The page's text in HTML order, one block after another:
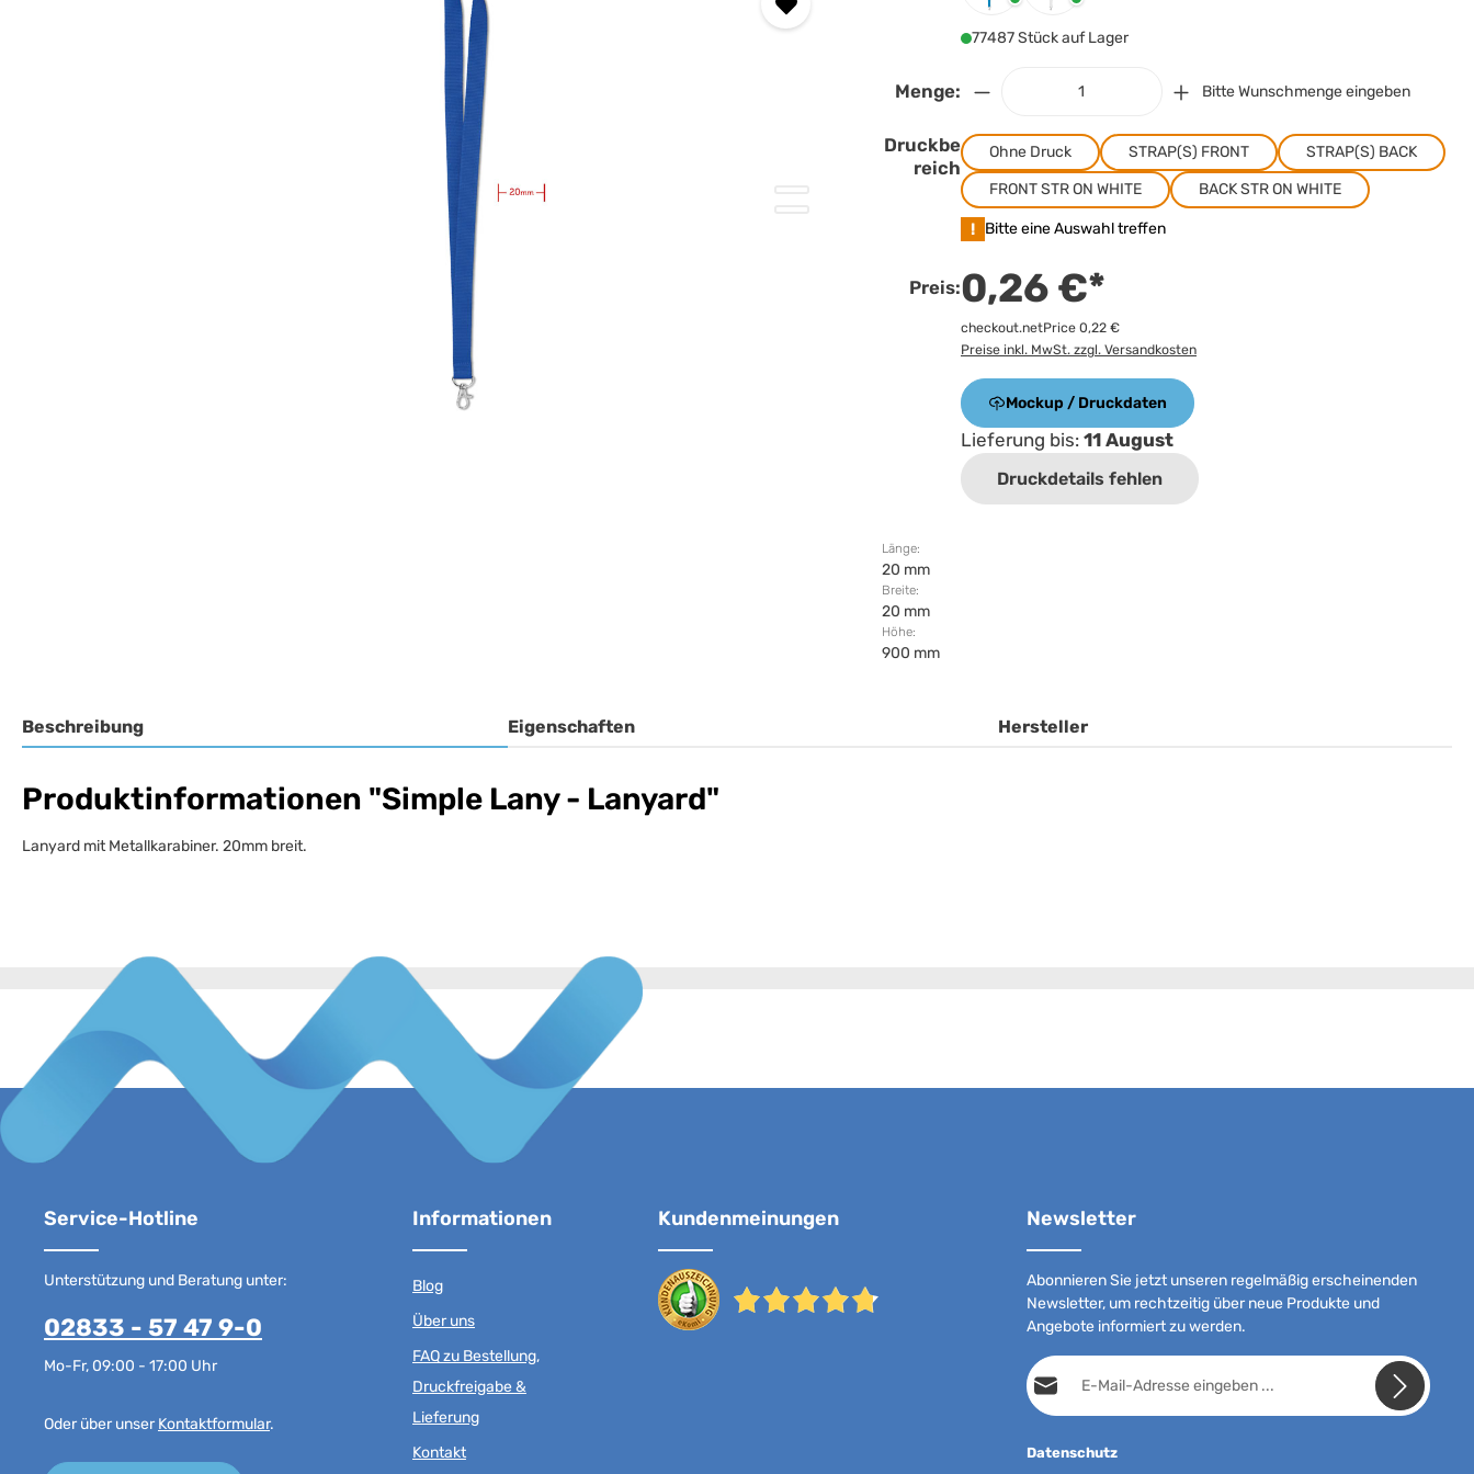
77487 Stück auf Lager
Menge: Bitte Wunschmenge eingeben
Druckbe
reich
Ohne Druck STRAP(S) FRONT
STRAP(S) BACK
FRONT STR ON WHITE
BACK STR ON WHITE
! Bitte eine Auswahl treffen
Preis:0,26 €*
checkout.netPrice 0,22 €
Preise inkl. MwSt. zzgl. Versandkosten
Mockup / Druckdaten
Lieferung bis: 11 August
Druckdetails fehlen
Länge:
20 mm
Breite:
20 mm
Höhe:
900 mm
Beschreibung Eigenschaften Hersteller
Produktinformationen "Simple Lany - Lanyard"
Lanyard mit Metallkarabiner. 20mm breit.
Service-Hotline
Unterstützung und Beratung unter:
02833 - 57 47 9-0
Mo-Fr, 09:00 - 17:00 Uhr
Oder über unserKontaktformular.
Informationen
Blog
Über uns
FAQ zu Bestellung,
Druckfreigabe &
Lieferung
Kontakt
Kundenmeinungen Newsletter
Abonnieren Sie jetzt unseren regelmäßig erscheinenden
Newsletter, um rechtzeitig über neue Produkte und
Angebote informiert zu werden.
E-Mail-Adresse*
Datenschutz